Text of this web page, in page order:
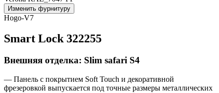
Изменить фурнитуру
Hogo-V7
Smart Lock 322255
Внешняя отделка: Slim safari S4
— Панель с покрытием Soft Touch и декоративной
фрезеровкой выпускается под точные размеры металлических